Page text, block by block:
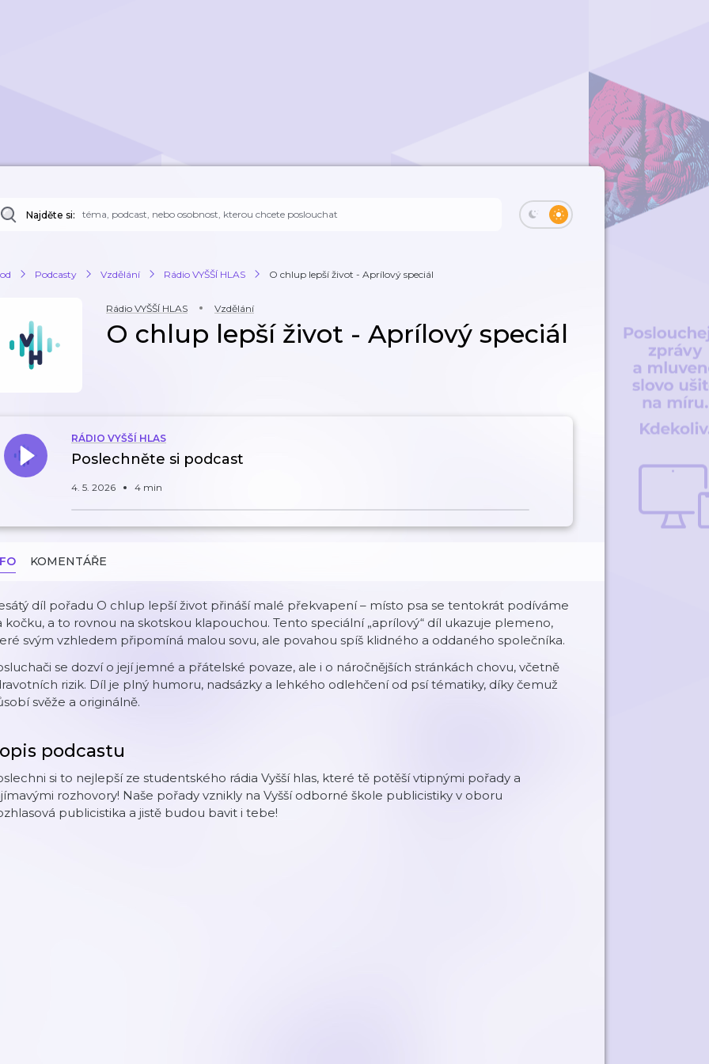
Najděte si:
Podcasty Vzdělání Rádio VYŠŠÍ HLAS O chlup lepší život - Aprílový speciál
Rádio VYŠŠÍ HLAS Vzdělání
O chlup lepší život - Aprílový speciál
RÁDIO VYŠŠÍ HLAS
Poslechněte si podcast
4. 5. 2026 4 min
KOMENTÁŘE
díl pořadu O chlup lepší život přináší malé překvapení – místo psa se tentokrát podíváme
kočku, a to rovnou na skotskou klapouchou. Tento speciální „aprílový“ díl ukazuje plemeno,
svým vzhledem připomíná malou sovu, ale povahou spíš klidného a oddaného společníka.
se dozví o její jemné a přátelské povaze, ale i o náročnějších stránkách chovu, včetně
rizik. Díl je plný humoru, nadsázky a lehkého odlehčení od psí tématiky, díky čemuž
svěže a originálně.
podcastu
si to nejlepší ze studentského rádia Vyšší hlas, které tě potěší vtipnými pořady a
rozhovory! Naše pořady vznikly na Vyšší odborné škole publicistiky v oboru
publicistika a jistě budou bavit i tebe!